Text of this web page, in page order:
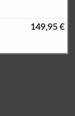
149,95 €